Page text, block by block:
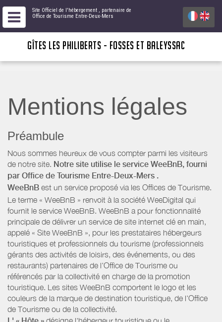
Site Officiel de l'hébergement , partenaire de
Office de Tourisme Entre-Deux-Mers
GÎTES LES PHILIBERTS - FOSSES ET BALEYSSAC
Mentions légales
Préambule
Nous sommes heureux de vous compter parmi les visiteurs
de notre site. Notre site utilise le service WeeBnB, fourni
par Office de Tourisme Entre-Deux-Mers .
WeeBnB est un service proposé via les Offices de Tourisme.
Le terme « WeeBnB » renvoit à la société WeeDigital qui
fournit le service WeeBnB. WeeBnB a pour fonctionnalité
principale de délivrer un service de site internet clé en main,
appelé « Site WeeBnB », pour les prestataires hébergeurs
touristiques et professionnels du tourisme (professionnels
gérants des activités de loisirs, des événements, ou des
restaurants) partenaires de l’Office de Tourisme ou
référencés par la collectivité en charge de la promotion
touristique. Les sites WeeBnB comportent le logo et les
couleurs de la marque de destination touristique, de l’Office
de Tourisme ou de la collectivité.